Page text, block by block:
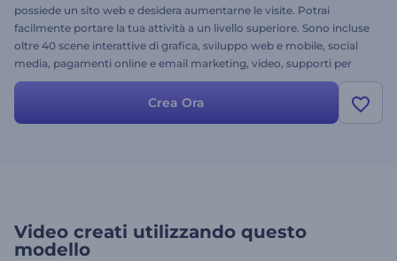
possiede un sito web e desidera aumentarne le visite. Potrai
facilmente portare la tua attività a un livello superiore. Sono incluse
oltre 40 scene interattive di grafica, sviluppo web e mobile, social
media, pagamenti online e email marketing, video, supporti per
immagini e molto altro. Promuovi la tua app, il tuo servizio, il tuo
prodotto, il tuo sito web o persino l'intera missione aziendale. Ti
basterà caricare la tua immagine, modificare il testo e la musica e il
Crea Ora
Video creati utilizzando questo
modello